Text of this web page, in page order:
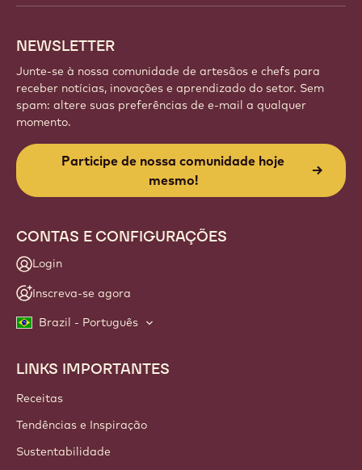
NEWSLETTER
Junte-se à nossa comunidade de artesãos e chefs para
receber notícias, inovações e aprendizado do setor. Sem
spam: altere suas preferências de e-mail a qualquer
momento.
Participe de nossa comunidade hoje
mesmo!
CONTAS E CONFIGURAÇÕES
Login
Inscreva-se agora
Brazil - Português
Footer
Callebaut
LINKS IMPORTANTES
Receitas
Tendências e Inspiração
Sustentabilidade